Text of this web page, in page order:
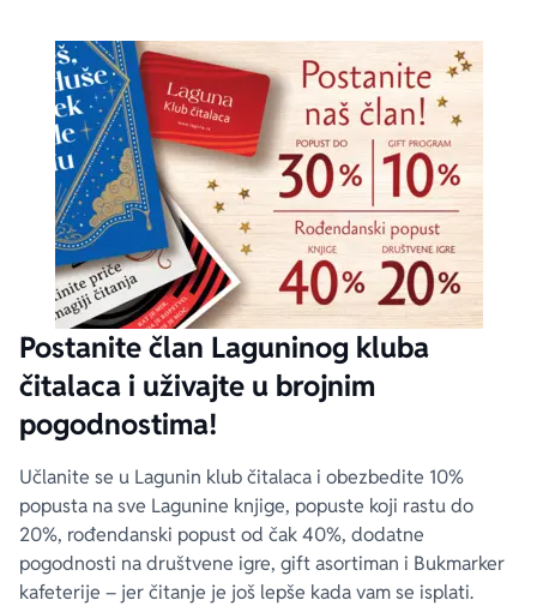
Postanite član Laguninog kluba
čitalaca i uživajte u brojnim
pogodnostima!
Učlanite se u Lagunin klub čitalaca i obezbedite 10%
popusta na sve Lagunine knjige, popuste koji rastu do
20%, rođendanski popust od čak 40%, dodatne
pogodnosti na društvene igre, gift asortiman i Bukmarker
kafeterije – jer čitanje je još lepše kada vam se isplati.